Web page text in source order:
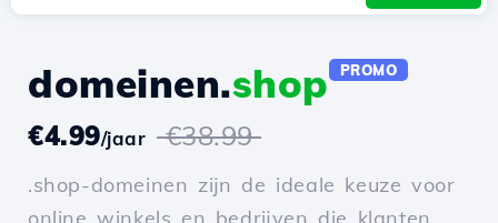
domeinen.shop PROMO
€4.99/jaar €38.99
.shop-domeinen zijn de ideale keuze voor